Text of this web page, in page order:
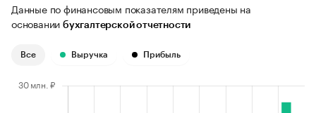
Данные по финансовым показателям приведены на
основании бухгалтерской отчетности
Все Выручка Прибыль